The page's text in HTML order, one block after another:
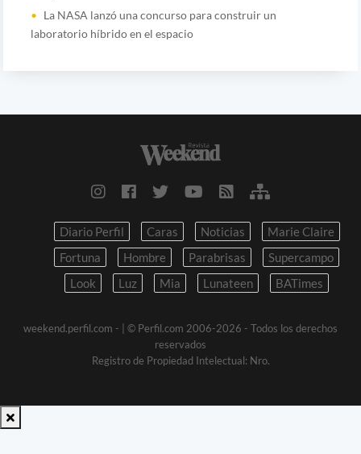
La NASA lanzó una concurso para construir un
laboratorio híbrido en el espacio
Diario Perfil Caras Noticias
Marie Claire
Fortuna
Hombre Parabrisas
Supercampo
Look
Luz Mia Lunateen BATimes
weekend.perfil.com -
| © Perfil.com 2006-2026 - Todos los derechos
reservados
Registro de Propiedad Intelectual: Nro.